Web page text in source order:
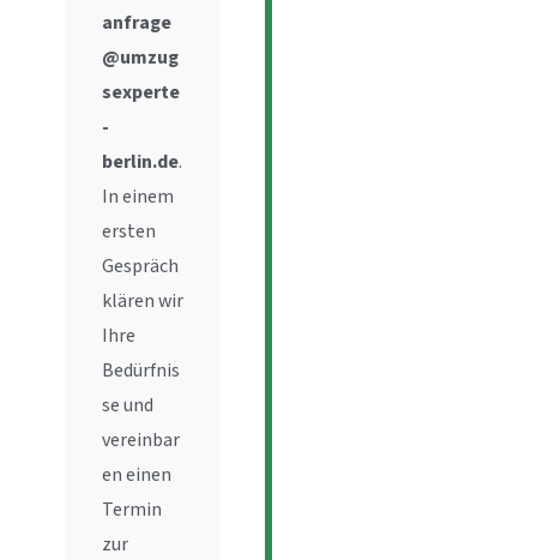
anfrage
@umzug
sexperte
-
berlin.de.
In einem
ersten
Gespräch
klären wir
Ihre
Bedürfnis
se und
vereinbar
en einen
Termin
zur